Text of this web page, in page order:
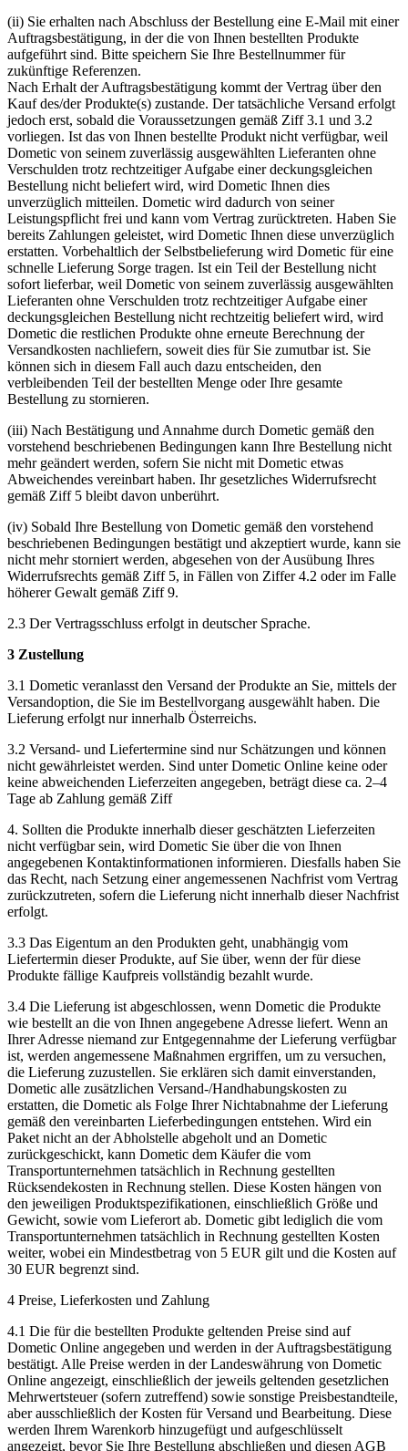
(ii) Sie erhalten nach Abschluss der Bestellung eine E-Mail mit einer
Auftragsbestätigung, in der die von Ihnen bestellten Produkte
aufgeführt sind. Bitte speichern Sie Ihre Bestellnummer für
zukünftige Referenzen.
Nach Erhalt der Auftragsbestätigung kommt der Vertrag über den
Kauf des/der Produkte(s) zustande. Der tatsächliche Versand erfolgt
jedoch erst, sobald die Voraussetzungen gemäß Ziff 3.1 und 3.2
vorliegen. Ist das von Ihnen bestellte Produkt nicht verfügbar, weil
Dometic von seinem zuverlässig ausgewählten Lieferanten ohne
Verschulden trotz rechtzeitiger Aufgabe einer deckungsgleichen
Bestellung nicht beliefert wird, wird Dometic Ihnen dies
unverzüglich mitteilen. Dometic wird dadurch von seiner
Leistungspflicht frei und kann vom Vertrag zurücktreten. Haben Sie
bereits Zahlungen geleistet, wird Dometic Ihnen diese unverzüglich
erstatten. Vorbehaltlich der Selbstbelieferung wird Dometic für eine
schnelle Lieferung Sorge tragen. Ist ein Teil der Bestellung nicht
sofort lieferbar, weil Dometic von seinem zuverlässig ausgewählten
Lieferanten ohne Verschulden trotz rechtzeitiger Aufgabe einer
deckungsgleichen Bestellung nicht rechtzeitig beliefert wird, wird
Dometic die restlichen Produkte ohne erneute Berechnung der
Versandkosten nachliefern, soweit dies für Sie zumutbar ist. Sie
können sich in diesem Fall auch dazu entscheiden, den
verbleibenden Teil der bestellten Menge oder Ihre gesamte
Bestellung zu stornieren.
(iii) Nach Bestätigung und Annahme durch Dometic gemäß den
vorstehend beschriebenen Bedingungen kann Ihre Bestellung nicht
mehr geändert werden, sofern Sie nicht mit Dometic etwas
Abweichendes vereinbart haben. Ihr gesetzliches Widerrufsrecht
gemäß Ziff 5 bleibt davon unberührt.
(iv) Sobald Ihre Bestellung von Dometic gemäß den vorstehend
beschriebenen Bedingungen bestätigt und akzeptiert wurde, kann sie
nicht mehr storniert werden, abgesehen von der Ausübung Ihres
Widerrufsrechts gemäß Ziff 5, in Fällen von Ziffer 4.2 oder im Falle
höherer Gewalt gemäß Ziff 9.
2.3 Der Vertragsschluss erfolgt in deutscher Sprache.
3 Zustellung
3.1 Dometic veranlasst den Versand der Produkte an Sie, mittels der
Versandoption, die Sie im Bestellvorgang ausgewählt haben. Die
Lieferung erfolgt nur innerhalb Österreichs.
3.2 Versand- und Liefertermine sind nur Schätzungen und können
nicht gewährleistet werden. Sind unter Dometic Online keine oder
keine abweichenden Lieferzeiten angegeben, beträgt diese ca. 2–4
Tage ab Zahlung gemäß Ziff
4. Sollten die Produkte innerhalb dieser geschätzten Lieferzeiten
nicht verfügbar sein, wird Dometic Sie über die von Ihnen
angegebenen Kontaktinformationen informieren. Diesfalls haben Sie
das Recht, nach Setzung einer angemessenen Nachfrist vom Vertrag
zurückzutreten, sofern die Lieferung nicht innerhalb dieser Nachfrist
erfolgt.
3.3 Das Eigentum an den Produkten geht, unabhängig vom
Liefertermin dieser Produkte, auf Sie über, wenn der für diese
Produkte fällige Kaufpreis vollständig bezahlt wurde.
3.4 Die Lieferung ist abgeschlossen, wenn Dometic die Produkte
wie bestellt an die von Ihnen angegebene Adresse liefert. Wenn an
Ihrer Adresse niemand zur Entgegennahme der Lieferung verfügbar
ist, werden angemessene Maßnahmen ergriffen, um zu versuchen,
die Lieferung zuzustellen. Sie erklären sich damit einverstanden,
Dometic alle zusätzlichen Versand-/Handhabungskosten zu
erstatten, die Dometic als Folge Ihrer Nichtabnahme der Lieferung
gemäß den vereinbarten Lieferbedingungen entstehen. Wird ein
Paket nicht an der Abholstelle abgeholt und an Dometic
zurückgeschickt, kann Dometic dem Käufer die vom
Transportunternehmen tatsächlich in Rechnung gestellten
Rücksendekosten in Rechnung stellen. Diese Kosten hängen von
den jeweiligen Produktspezifikationen, einschließlich Größe und
Gewicht, sowie vom Lieferort ab. Dometic gibt lediglich die vom
Transportunternehmen tatsächlich in Rechnung gestellten Kosten
weiter, wobei ein Mindestbetrag von 5 EUR gilt und die Kosten auf
30 EUR begrenzt sind.
4 Preise, Lieferkosten und Zahlung
4.1 Die für die bestellten Produkte geltenden Preise sind auf
Dometic Online angegeben und werden in der Auftragsbestätigung
bestätigt. Alle Preise werden in der Landeswährung von Dometic
Online angezeigt, einschließlich der jeweils geltenden gesetzlichen
Mehrwertsteuer (sofern zutreffend) sowie sonstige Preisbestandteile,
aber ausschließlich der Kosten für Versand und Bearbeitung. Diese
werden Ihrem Warenkorb hinzugefügt und aufgeschlüsselt
angezeigt, bevor Sie Ihre Bestellung abschließen und diesen AGB